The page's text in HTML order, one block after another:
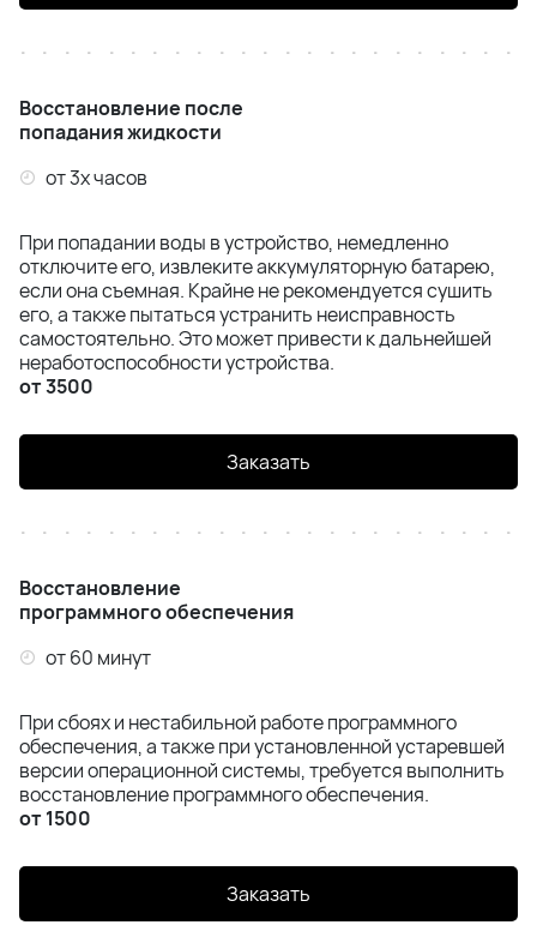
Восстановление после
попадания жидкости
от 3х часов
При попадании воды в устройство, немедленно
отключите его, извлеките аккумуляторную батарею,
если она съемная. Крайне не рекомендуется сушить
его, а также пытаться устранить неисправность
самостоятельно. Это может привести к дальнейшей
неработоспособности устройства.
от 3500
Заказать
Восстановление
программного обеспечения
от 60 минут
При сбоях и нестабильной работе программного
обеспечения, а также при установленной устаревшей
версии операционной системы, требуется выполнить
восстановление программного обеспечения.
от 1500
Заказать